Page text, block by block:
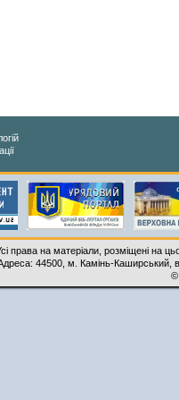
права на матеріали, розміщені на
44500, м. Камінь-Каширський,
©